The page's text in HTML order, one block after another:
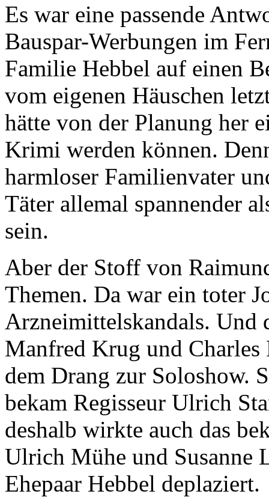
Es war eine passende
Bauspar-Werbungen im
Familie Hebbel auf einen
vom eigenen Häuschen
hätte von der Planung her
Krimi werden können.
harmloser Familienvater
Täter allemal spannender
sein.
Aber der Stoff von
Themen. Da war ein toter
Arzneimittelskandals. Und
Manfred Krug und
dem Drang zur Soloshow.
bekam Regisseur Ulrich
deshalb wirkte auch das
Ulrich Mühe und Susanne
Ehepaar Hebbel deplaziert.